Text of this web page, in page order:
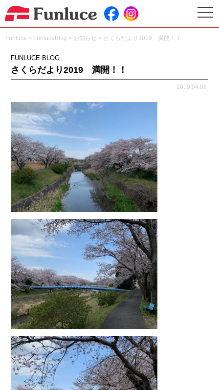
Funluce > FunluceBlog > お知らせ > さくらだより2019 満開！！
FUNLUCE BLOG
さくらだより2019 満開！！
2019.04.08